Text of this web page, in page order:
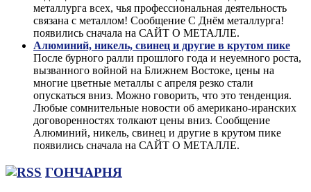
металлурга всех, чья профессиональная деятельность
связана с металлом! Сообщение С Днём металлурга!
появились сначала на САЙТ О МЕТАЛЛЕ.
Алюминий, никель, свинец и другие в крутом пике
После бурного ралли прошлого года и неуемного роста,
вызванного войной на Ближнем Востоке, цены на
многие цветные металлы с апреля резко стали
опускаться вниз. Можно говорить, что это тенденция.
Любые сомнительные новости об американо-иранских
договоренностях толкают цены вниз. Сообщение
Алюминий, никель, свинец и другие в крутом пике
появились сначала на САЙТ О МЕТАЛЛЕ.
ГОНЧАРНЯ